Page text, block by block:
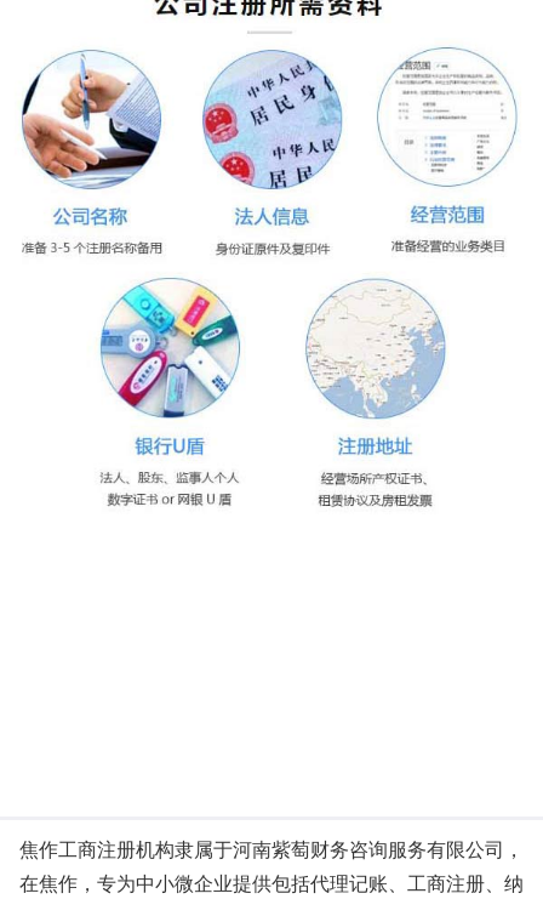
焦作工商注册机构隶属于河南紫萄财务咨询服务有限公司，
在焦作，专为中小微企业提供包括代理记账、工商注册、纳